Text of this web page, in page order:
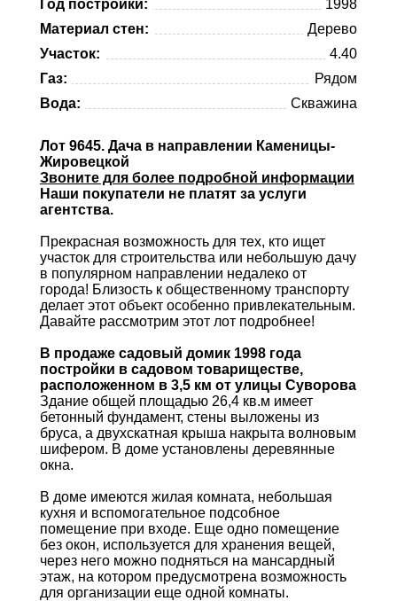
Год постройки:
1998
Материал стен:
Дерево
Участок:
4.40
Газ:
Рядом
Вода:
Скважина
Лот 9645. Дача в направлении Каменицы-
Жировецкой
Звоните для более подробной информации
Наши покупатели не платят за услуги
агентства.
Прекрасная возможность для тех, кто ищет
участок для строительства или небольшую дачу
в популярном направлении недалеко от
города! Близость к общественному транспорту
делает этот объект особенно привлекательным.
Давайте рассмотрим этот лот подробнее!
В продаже садовый домик 1998 года
постройки в садовом товариществе,
расположенном в 3,5 км от улицы Суворова
Здание общей площадью 26,4 кв.м имеет
бетонный фундамент, стены выложены из
бруса, а двухскатная крыша накрыта волновым
шифером. В доме установлены деревянные
окна.
В доме имеются жилая комната, небольшая
кухня и вспомогательное подсобное
помещение при входе. Еще одно помещение
без окон, используется для хранения вещей,
через него можно подняться на мансардный
этаж, на котором предусмотрена возможность
для организации еще одной комнаты.